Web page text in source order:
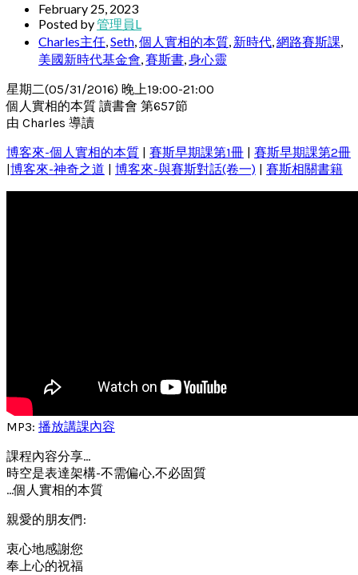
February 25, 2023
Posted by管理員L
Charles主任,Seth,個人實相的本質, 新時代,網路賽斯課,
美國新時代基金會,賽斯書,身心靈
星期二(05/31/2016) 晚上19:00-21:00
個人實相的本質 讀書會 第657節
由 Charles 導讀
博客來-個人實相的本質
賽斯早期課第1冊
賽斯早期課第2冊
博客來-神奇之道 博客來-與賽斯對話(卷一) 賽斯相關書籍
MP3: 播放講課內容
課程內容分享…
時空是表達架構-不需偏心,不必固質
…個人實相的本質
親愛的朋友們:
衷心地感謝您
奉上心的祝福